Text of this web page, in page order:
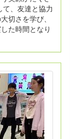
、友達と協力
切さを学び、
た時間となり